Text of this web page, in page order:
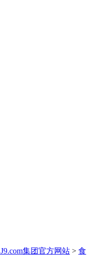
J9.com集团官方网站 > 食